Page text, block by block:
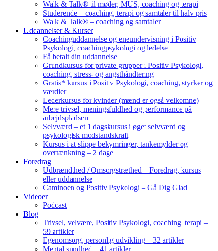
Walk & Talk® til møder, MUS, coaching og terapi
Studerende – coaching, terapi og samtaler til halv pris
Walk & Talk® – coaching og samtaler
Uddannelser & Kurser
Coachinguddannelse og eneundervisning i Positiv
Psykologi, coachingpsykologi og ledelse
Få betalt din uddannelse
Grundkursus for private grupper i Positiv Psykologi,
coaching, stress- og angsthåndtering
Gratis* kursus i Positiv Psykologi, coaching, styrker og
værdier
Lederkursus for kvinder (mænd er også velkomne)
Mere trivsel, meningsfuldhed og performance på
arbejdspladsen
Selvværd – et 1 dagskursus i øget selvværd og
psykologisk modstandskraft
Kursus i at slippe bekymringer, tankemylder og
overtænkning – 2 dage
Foredrag
Udbrændthed / Omsorgstræthed – Foredrag, kursus
eller uddannelse
Caminoen og Positiv Psykologi – Gå Dig Glad
Videoer
Podcast
Blog
Trivsel, velvære, Positiv Psykologi, coaching, terapi –
59 artikler
Egenomsorg, personlig udvikling – 32 artikler
Mental sundhed – 41 artikler